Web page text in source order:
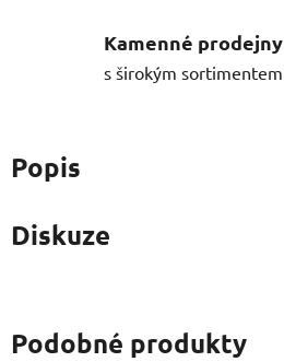
Kamenné prodejny
s širokým sortimentem
Popis
Diskuze
Podobné produkty